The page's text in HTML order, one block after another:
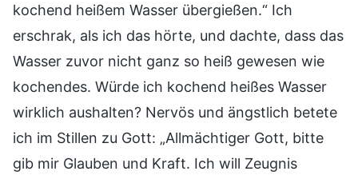
kochend heißem Wasser übergießen.“ Ich
erschrak, als ich das hörte, und dachte, dass das
Wasser zuvor nicht ganz so heiß gewesen wie
kochendes. Würde ich kochend heißes Wasser
wirklich aushalten? Nervös und ängstlich betete
ich im Stillen zu Gott: „Allmächtiger Gott, bitte
gib mir Glauben und Kraft. Ich will Zeugnis